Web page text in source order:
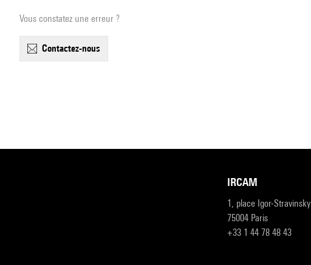
Vous constatez une erreur ?
contactez-nous
IRCAM
1, place Igor-Stravinsky
75004 Paris
+33 1 44 78 48 43